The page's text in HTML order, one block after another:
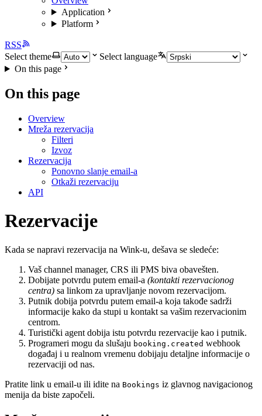
Application
Platform
RSS
Select theme
Select language
On this page
On this page
Overview
Mreža rezervacija
Filteri
Izvoz
Rezervacija
Ponovno slanje email-a
Otkaži rezervaciju
API
Rezervacije
Kada se napravi rezervacija na Wink-u, dešava se sledeće:
Vaš channel manager, CRS ili PMS biva obavešten.
Dobijate potvrdu putem email-a (kontakti rezervacionog
centra) sa linkom za upravljanje novom rezervacijom.
Putnik dobija potvrdu putem email-a koja takođe sadrži
informacije kako da stupi u kontakt sa vašim rezervacionim
centrom.
Turistički agent dobija istu potvrdu rezervacije kao i putnik.
Programeri mogu da slušaju booking.created webhook
događaj i u realnom vremenu dobijaju detaljne informacije o
rezervaciji od nas.
Pratite link u email-u ili idite na Bookings iz glavnog navigacionog
menija da biste započeli.